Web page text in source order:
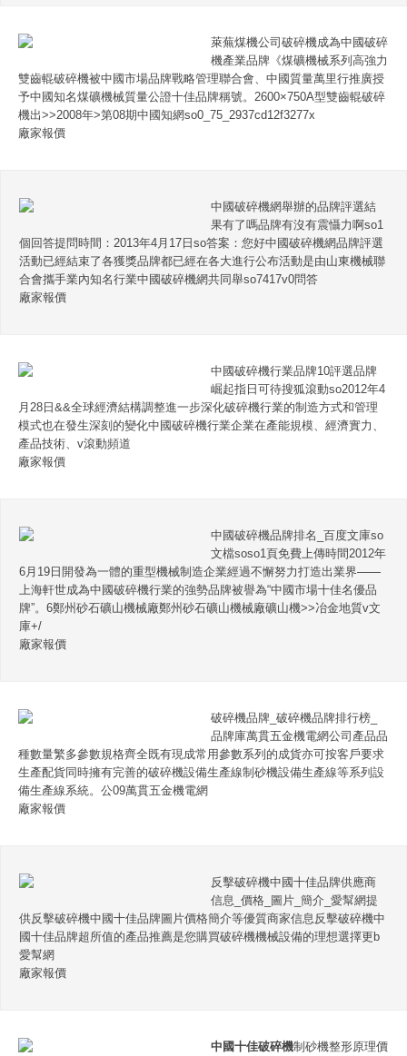
萊蕪煤機公司破碎機成為中國破碎
機產業品牌《煤礦機械系列高強力
雙齒輥破碎機被中國市場品牌戰略管理聯合會、中國質量萬里行推廣授
予中國知名煤礦機械質量公證十佳品牌稱號。2600×750A型雙齒輥破碎
機出>>2008年>第08期中國知網so0_75_2937cd12f3277x
廠家報價
中國破碎機網舉辦的品牌評選結
果有了嗎品牌有沒有震懾力啊so1
個回答提問時間：2013年4月17日so答案：您好中國破碎機網品牌評選
活動已經結束了各獲獎品牌都已經在各大進行公布活動是由山東機械聯
合會攜手業內知名行業中國破碎機網共同舉so7417v0問答
廠家報價
中國破碎機行業品牌10評選品牌
崛起指日可待搜狐滾動so2012年4
月28日&&全球經濟結構調整進一步深化破碎機行業的制造方式和管理
模式也在發生深刻的變化中國破碎機行業企業在產能規模、經濟實力、
產品技術、v滾動頻道
廠家報價
中國破碎機品牌排名_百度文庫so
文檔soso1頁免費上傳時間2012年
6月19日開發為一體的重型機械制造企業經過不懈努力打造出業界——
上海軒世成為中國破碎機行業的強勢品牌被譽為“中國市場十佳名優品
牌”。6鄭州砂石礦山機械廠鄭州砂石礦山機械廠礦山機>>冶金地質v文
庫+/
廠家報價
破碎機品牌_破碎機品牌排行榜_
品牌庫萬貫五金機電網公司產品品
種數量繁多參數規格齊全既有現成常用參數系列的成貨亦可按客戶要求
生產配貨同時擁有完善的破碎機設備生產線制砂機設備生產線等系列設
備生產線系統。公09萬貫五金機電網
廠家報價
反擊破碎機中國十佳品牌供應商
信息_價格_圖片_簡介_愛幫網提
供反擊破碎機中國十佳品牌圖片價格簡介等優質商家信息反擊破碎機中
國十佳品牌超所值的產品推薦是您購買破碎機機械設備的理想選擇更b
愛幫網
廠家報價
中國十佳破碎機制砂機整形原理價